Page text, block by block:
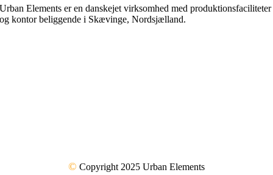
Urban Elements er en danskejet virksomhed med produktionsfaciliteter
og kontor beliggende i Skævinge, Nordsjælland.
© Copyright 2025 Urban Elements